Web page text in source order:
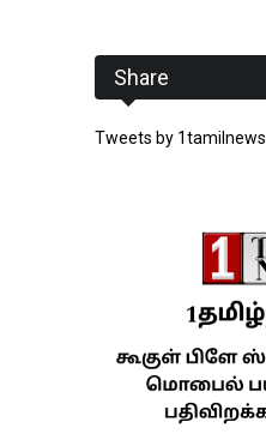
Share
Tweets by 1tamilnews